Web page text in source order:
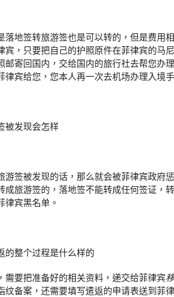
落地签转旅游签也是可以转的，但是费用
宾，只要把自己的护照原件在菲律宾的马
邮寄回国内，交给国内的旅行社去帮您办
律宾给您，您本人再一次去机场办理入境
被发现会怎样
游签被发现的话，那么就会被菲律宾政府
成旅游签的，落地签不能转成任何签证，
律宾黑名单。
的整个过程是什么样的
需要把准备好的相关资料，递交给菲律宾
纹备案，还需要填写遣返的申请表送到菲